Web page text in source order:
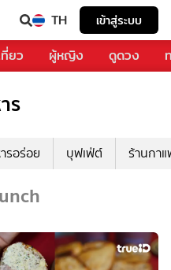
TH เข้าสู่ระบบ
ยว ผู้หญิง ดูดวง
ร
รอร่อย บุฟเฟ่ต์ ร้านกา